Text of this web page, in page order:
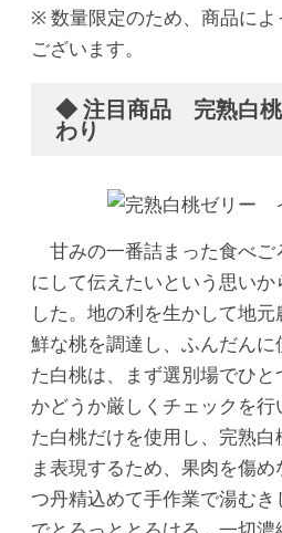
※ 数量限定のため、商品に
ございます。
◆ 注目商品 完熟白桃
わり
甘みの一番詰まった食べご
にして伝えたいという思いか
した。地の利を生かして地
鮮な桃を調達し、ふんだん
た白桃は、まず選別場でひ
かどうか厳しくチェックを
た白桃だけを使用し、完熟白
ま表現するため、果肉を傷
つ丹精込めて手作業で湯む